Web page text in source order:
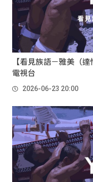
【看見族語－雅美（
電視台
2026-06-23 20:00